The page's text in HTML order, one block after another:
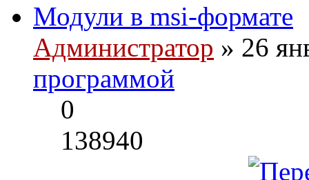
Модули в msi-формате
Администратор » 26
программой
0
138940